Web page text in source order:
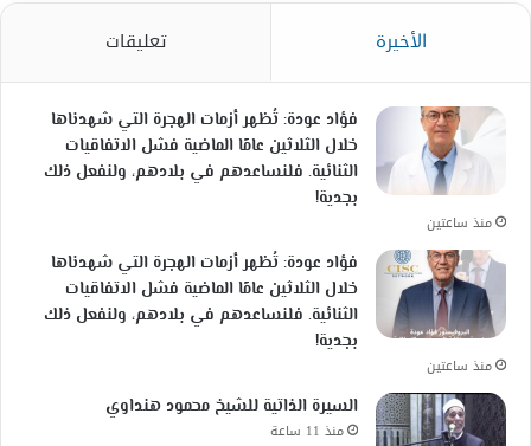
الأخيرة تعليقات
فؤاد عودة: تُظهر أزمات الهجرة التي شهدناها
خلال الثلاثين عامًا الماضية فشل الاتفاقيات
الثنائية. فلنساعدهم في بلادهم، ولنفعل ذلك
بجدية!
منذ ساعتين
فؤاد عودة: تُظهر أزمات الهجرة التي شهدناها
خلال الثلاثين عامًا الماضية فشل الاتفاقيات
الثنائية. فلنساعدهم في بلادهم، ولنفعل ذلك
بجدية!
منذ ساعتين
السيرة الذاتية للشيخ محمود هنداوي
منذ 11 ساعة